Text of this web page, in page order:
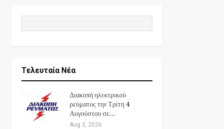
Τελευταία Νέα
Διακοπή ηλεκτρικού
ρεύματος την Τρίτη 4
Αυγούστου σε…
Aug 3, 2026